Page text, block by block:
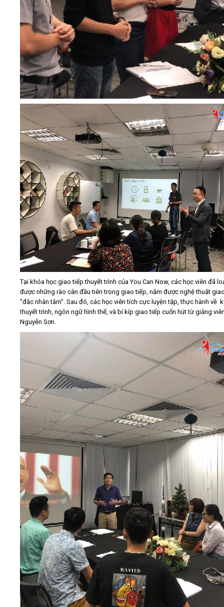
Tại khóa học giao tiếp thuyết trình của You Can Now, các học viên đã
được những rào cản đầu tiên trong giao tiếp, nắm được nghệ thuật
"đắc nhân tâm". Sau đó, các học viên tích cực luyện tập, thực hành về
thuyết trình, ngôn ngữ hình thể, và bí kíp giao tiếp cuốn hút từ giảng
Nguyễn Sơn.